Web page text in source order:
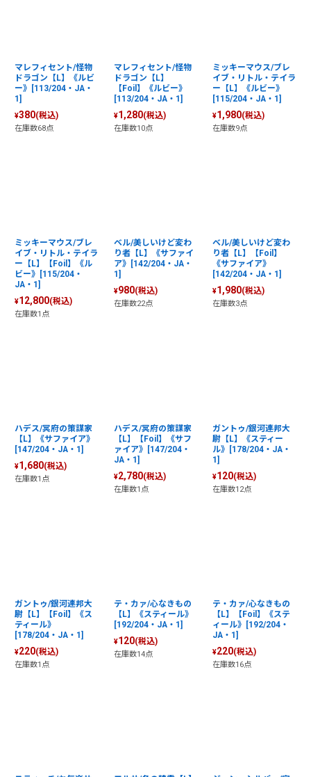
マレフィセント/怪物
ドラゴン【L】《ルビ
ー》[113/204・JA・
1]
¥380(税込)
在庫数68点
マレフィセント/怪物
ドラゴン【L】
【Foil】《ルビー》
[113/204・JA・1]
¥1,280(税込)
在庫数10点
ミッキーマウス/ブレ
イブ・リトル・テイラ
ー【L】《ルビー》
[115/204・JA・1]
¥1,980(税込)
在庫数9点
ミッキーマウス/ブレ
イブ・リトル・テイラ
ー【L】【Foil】《ル
ビー》[115/204・
JA・1]
¥12,800(税込)
在庫数1点
ベル/美しいけど変わ
り者【L】《サファイ
ア》[142/204・JA・
1]
¥980(税込)
在庫数22点
ベル/美しいけど変わ
り者【L】【Foil】
《サファイア》
[142/204・JA・1]
¥1,980(税込)
在庫数3点
ハデス/冥府の策謀家
【L】《サファイア》
[147/204・JA・1]
¥1,680(税込)
在庫数1点
ハデス/冥府の策謀家
【L】【Foil】《サフ
ァイア》[147/204・
JA・1]
¥2,780(税込)
在庫数1点
ガントゥ/銀河連邦大
尉【L】《スティー
ル》[178/204・JA・
1]
¥120(税込)
在庫数12点
ガントゥ/銀河連邦大
尉【L】【Foil】《ス
ティール》
[178/204・JA・1]
¥220(税込)
在庫数1点
テ・カァ/心なきもの
【L】《スティール》
[192/204・JA・1]
¥120(税込)
在庫数14点
テ・カァ/心なきもの
【L】【Foil】《ステ
ィール》[192/204・
JA・1]
¥220(税込)
在庫数16点